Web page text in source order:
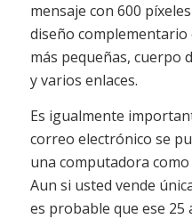
mensaje con 600
diseño
más pequeñas, cuerpo
y varios enlaces.
Es igualmente
correo electrónico se
una computadora
Aun si usted vende
es probable que ese 25